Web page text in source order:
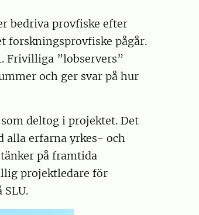
bedriva provfiske efter
forskningsprovfiske pågår.
Frivilliga ”lobservers”
och ger svar på hur
deltog i projektet. Det
alla erfarna yrkes- och
på framtida
projektledare för